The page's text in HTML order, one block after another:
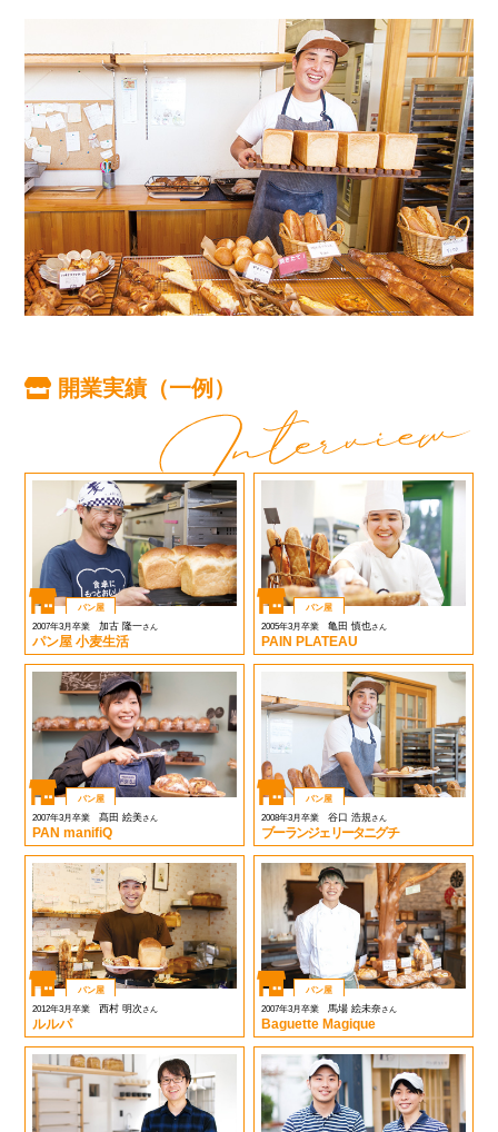
開業実績（一例）
パン屋
2007年3月卒業
加古 隆一さん
パン屋 小麦生活
パン屋
2005年3月卒業
亀田 慎也 さん
PAIN PLATEAU
パン屋
2007年3月卒業
髙田 絵美さん
PAN manifiQ
パン屋
2008年3月卒業
谷口 浩規 さん
ブーランジェリータニグチ
パン屋
2012年3月卒業
西村 明次 さん
ルルパ
パン屋
2007年3月卒業
馬場 絵未奈さん
Baguette Magique